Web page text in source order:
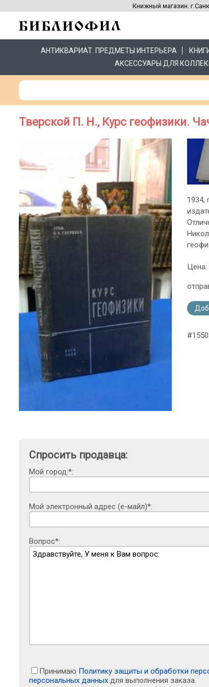
Книжный магазин.
АНТИКВАРИАТ. ПРЕДМЕТЫ ИНТЕРЬЕРА
АКСЕССУАРЫ ДЛЯ
Тверской П. Н., Курс геофизики.
1934,
Цена:
Спросить продавца:
Мой город:*:
Мой электронный адрес (е-майл)*:
Вопрос*:
Принимаю Политику защиты и обработки
персональных данных для выполнения заказа.